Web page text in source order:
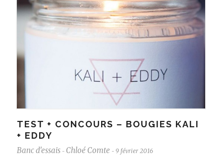
TEST + CONCOURS – BOUGIES KALI
+ EDDY
Banc d'essais - Chloé Comte - 9 février 2016